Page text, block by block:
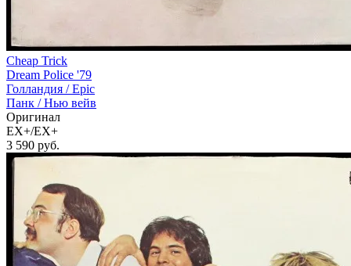
Cheap Trick
Dream Police '79
Голландия /Epic
Панк / Нью вейв
Оригинал
EX+/EX+
3 590 руб.